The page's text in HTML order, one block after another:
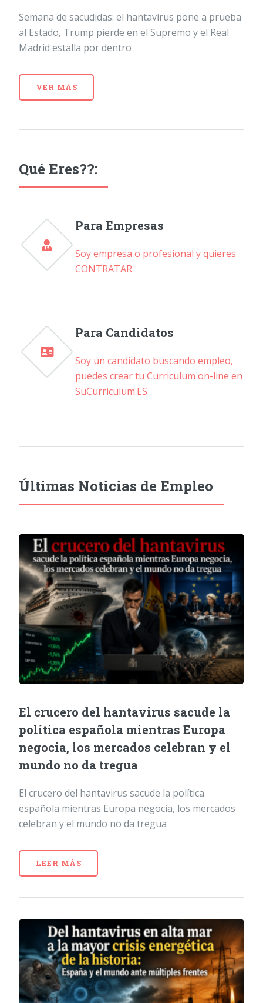
Semana de sacudidas: el hantavirus pone a prueba
al Estado, Trump pierde en el Supremo y el Real
Madrid estalla por dentro
VER MÁS
Qué Eres??:
Para Empresas
Soy empresa o profesional y quieres
CONTRATAR
Para Candidatos
Soy un candidato buscando empleo,
puedes crear tu Curriculum on-line en
SuCurriculum.ES
Últimas Noticias de Empleo
El crucero del hantavirus sacude la
política española mientras Europa
negocia, los mercados celebran y el
mundo no da tregua
El crucero del hantavirus sacude la política
española mientras Europa negocia, los mercados
celebran y el mundo no da tregua
LEER MÁS